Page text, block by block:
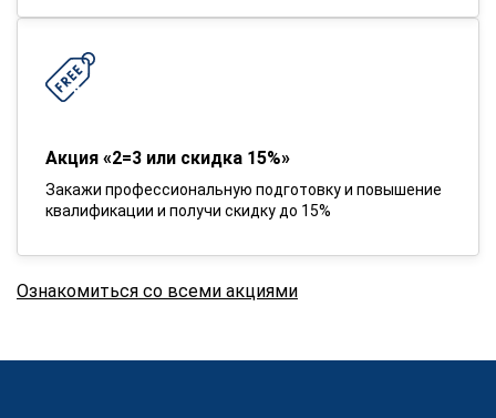
Акция «2=3 или скидка 15%»
Закажи профессиональную подготовку и повышение
квалификации и получи скидку до 15%
Ознакомиться со всеми акциями